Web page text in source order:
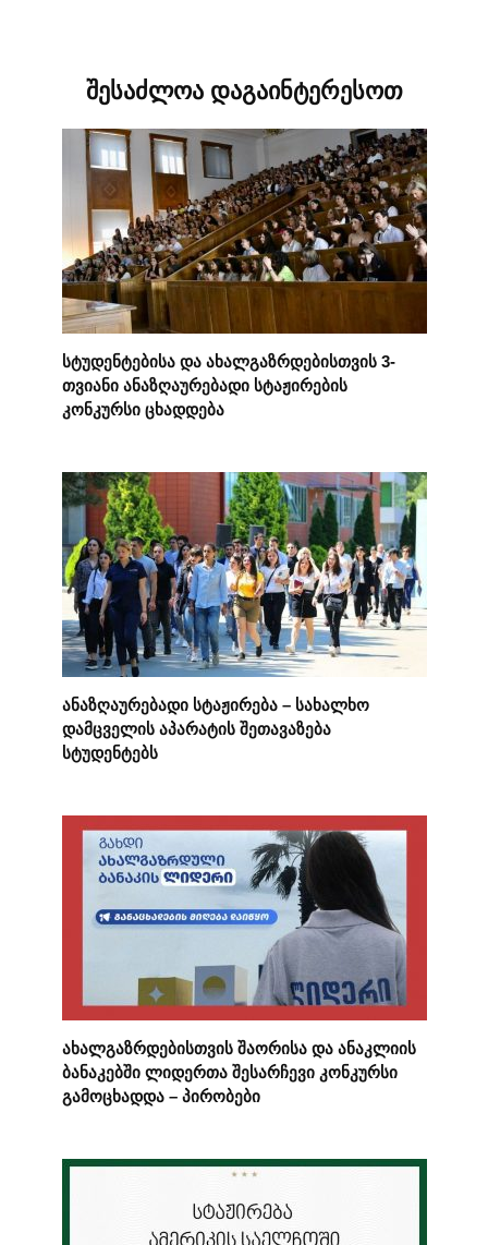
შესაძლოა დაგაინტერესოთ
სტუდენტებისა და ახალგაზრდებისთვის 3-
თვიანი ანაზღაურებადი სტაჟირების
კონკურსი ცხადდება
ანაზღაურებადი სტაჟირება – სახალხო
დამცველის აპარატის შეთავაზება
სტუდენტებს
ახალგაზრდებისთვის შაორისა და ანაკლიის
ბანაკებში ლიდერთა შესარჩევი კონკურსი
გამოცხადდა – პირობები